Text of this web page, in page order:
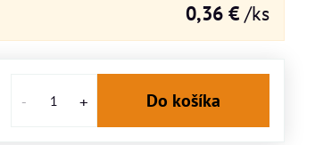
0,36 € /ks
Do košíka